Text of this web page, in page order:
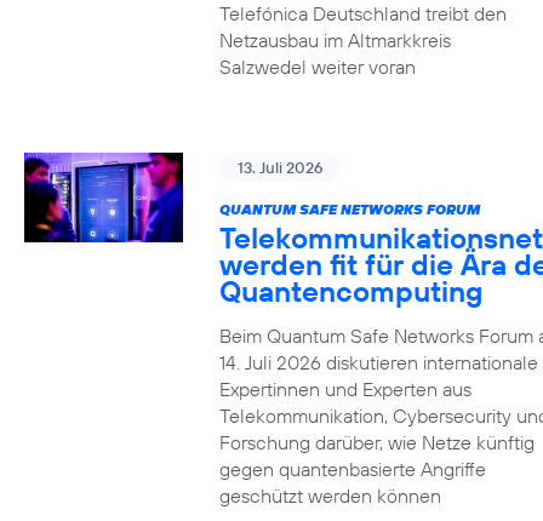
Telefónica Deutschland treibt den
Netzausbau im Altmarkkreis
Salzwedel weiter voran
13. Juli 2026
QUANTUM SAFE NETWORKS FORUM
werden fit für die Ära
Quantencomputing
Beim Quantum Safe Networks Forum
14. Juli 2026 diskutieren internationale
Expertinnen und Experten aus
Telekommunikation, Cybersecurity
Forschung darüber, wie Netze künftig
gegen quantenbasierte Angriffe
geschützt werden können